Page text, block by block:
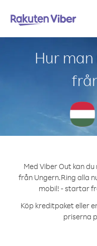
Hur
Med Viber Out kan
från Ungern.Ring alla
mobil! - startar
Köp kreditpaket eller
priserna